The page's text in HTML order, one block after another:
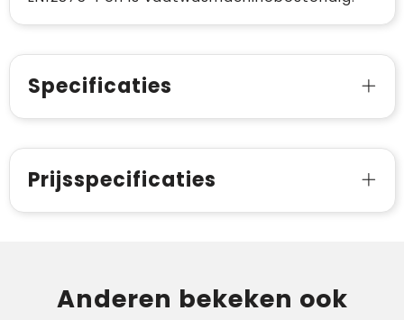
Specificaties
Prijsspecificaties
Anderen bekeken ook